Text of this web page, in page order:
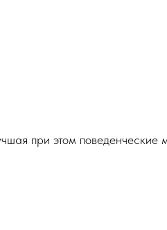
при этом поведенческие